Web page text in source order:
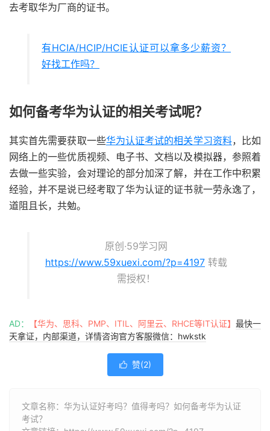
去考取华为厂商的证书。
有HCIA/HCIP/HCIE认证可以拿多少薪资？
好找工作吗？
如何备考华为认证的相关考试呢？
其实首先需要获取一些华为认证考试的相关学习资料，比如
网络上的一些优质视频、电子书、文档以及模拟器，参照着
去做一些实验，会对理论的部分加深了解，并在工作中积累
经验，并不是说已经考取了华为认证的证书就一劳永逸了，
道阻且长，共勉。
原创·59学习网
https://www.59xuexi.com/?p=4197 转载
需授权！
AD： 【华为、思科、PMP、ITIL、阿里云、RHCE等IT认证】 最快一
天拿证，内部渠道，详情咨询官方客服微信：hwkstk
 赞(2)
文章名称：华为认证好考吗？值得考吗？如何备考华为认证
考试？